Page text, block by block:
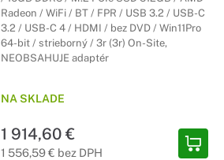
Radeon / WiFi / BT / FPR / USB 3.2 / USB-C
3.2 / USB-C 4 / HDMI / bez DVD / Win11Pro
64-bit / strieborný / 3r (3r) On-Site,
NEOBSAHUJE adaptér
NA SKLADE
1 914,60 €
1 556,59 € bez DPH